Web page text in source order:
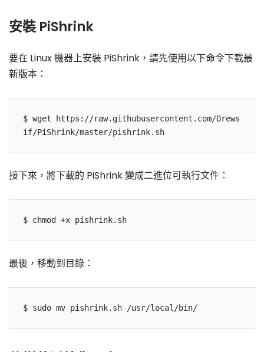
安裝 PiShrink
要在 Linux 機器上安裝 PiShrink，請先使用以下命令下載最
新版本：
$ wget https://raw.githubusercontent.com/Drews
if/PiShrink/master/pishrink.sh
接下來，將下載的 PiShrink 變成二進位可執行文件：
$ chmod +x pishrink.sh
最後，移動到目錄：
$ sudo mv pishrink.sh /usr/local/bin/